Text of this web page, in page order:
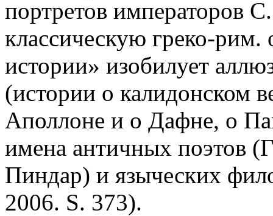
портретов императоров
классическую греко-рим.
истории» изобилует
(истории о калидонском
Аполлоне и о Дафне, о
имена античных поэтов
Пиндар) и языческих
2006. S. 373).